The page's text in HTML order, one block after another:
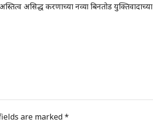
असिद्ध करणाच्या नव्या बिनतोड युक्तिवादाच्या
are marked*